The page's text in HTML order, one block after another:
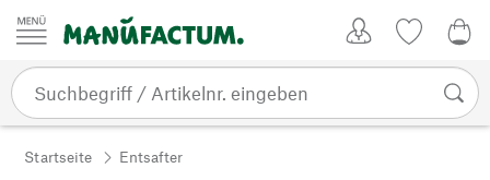
Zum Inhalt springen
Startseite Entsafter